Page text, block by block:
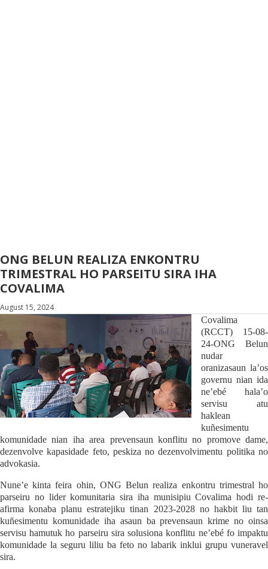
ONG BELUN REALIZA ENKONTRU
TRIMESTRAL HO PARSEITU SIRA IHA
COVALIMA
August 15, 2024
Covalima
(RCCT) 15-08-
24-ONG Belun
nudar
oranizasaun la’os
governu nian ida
ne’ebé hala’o
servisu atu
haklean
kuñesimentu
komunidade nian iha area prevensaun konflitu no promove dame,
dezenvolve kapasidade feto, peskiza no dezenvolvimentu politika no
advokasia.
Nune’e kinta feira ohin, ONG Belun realiza enkontru trimestral ho
parseiru no lider komunitaria sira iha munisipiu Covalima hodi re-
afirma konaba planu estratejiku tinan 2023-2028 no hakbit liu tan
kuñesimentu komunidade iha asaun ba prevensaun krime no oinsa
servisu hamutuk ho parseiru sira solusiona konflitu ne’ebé fo impaktu
komunidade la seguru liliu ba feto no labarik inklui grupu vuneravel
sira.